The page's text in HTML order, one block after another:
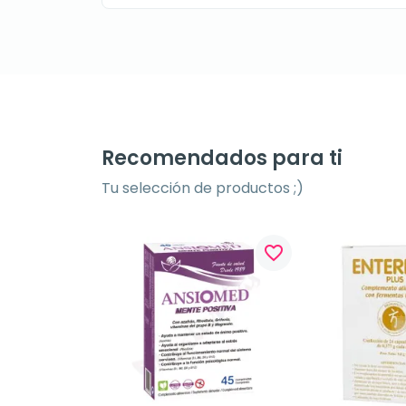
Recomendados para ti
Tu selección de productos ;)
favorite_border